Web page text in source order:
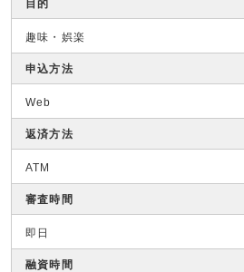
目的
趣味・娯楽
申込方法
Web
返済方法
ATM
審査時間
即日
融資時間